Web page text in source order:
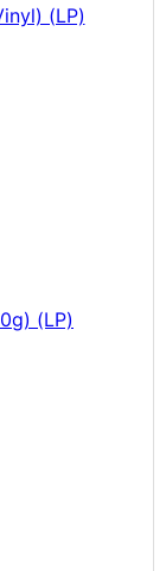
(LP)
(LP)